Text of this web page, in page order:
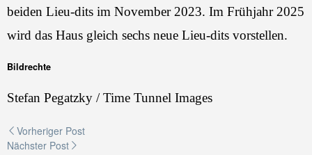
beiden Lieu-dits im November 2023. Im Frühjahr 2025
wird das Haus gleich sechs neue Lieu-dits vorstellen.
Bildrechte
Stefan Pegatzky / Time Tunnel Images
Beitragsnavigation
Vorheriger Post
Nächster Post